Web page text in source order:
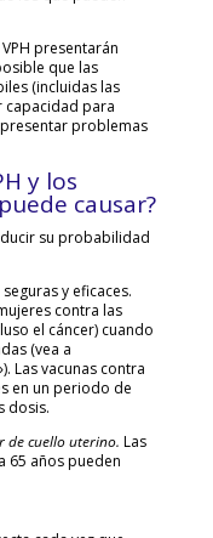
presentarán
que las
(incluidas las
capacidad para
problemas
y los
causar?
su probabilidad
y eficaces.
contra las
el cáncer) cuando
(vea a
Las vacunas contra
en un periodo de
dosis.
de cuello uterino. Las
65 años pueden